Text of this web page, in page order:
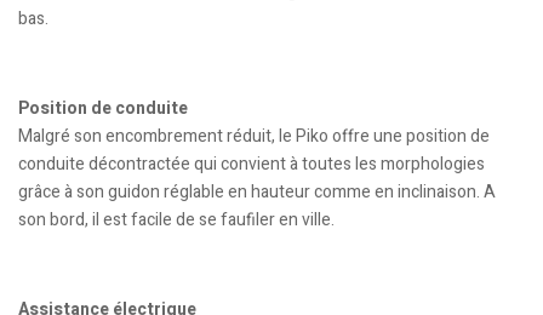
bas.
Position de conduite
Malgré son encombrement réduit, le Piko offre une position de
conduite décontractée qui convient à toutes les morphologies
grâce à son guidon réglable en hauteur comme en inclinaison. A
son bord, il est facile de se faufiler en ville.